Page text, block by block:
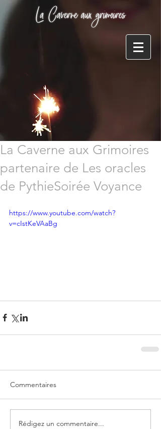
La Caverne aux Grimoires
partenaire de Les oracles
de PythieSoirée Voyance
https://www.youtube.com/watch?
v=cIstKeVAaBg
Commentaires
Rédigez un commentaire...